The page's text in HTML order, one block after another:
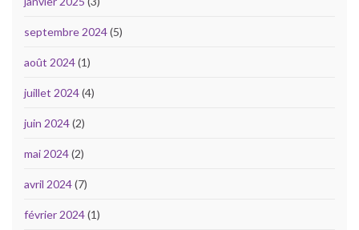
septembre 2024(5)
août 2024(1)
juillet 2024(4)
juin 2024(2)
mai 2024(2)
avril 2024(7)
février 2024(1)